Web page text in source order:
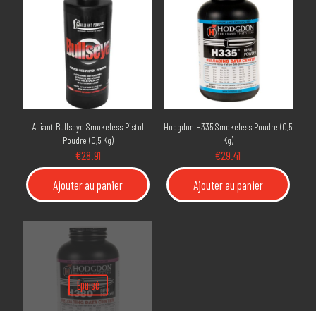
Alliant Bullseye Smokeless Pistol
Poudre (0,5 Kg)
€28.91
Ajouter au panier
Hodgdon H335 Smokeless Poudre (0,5
Kg)
€29.41
Ajouter au panier
Épuisé